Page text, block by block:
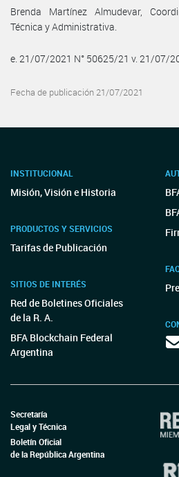
Brenda Martínez Almudevar,
Técnica y Administrativa.
e. 21/07/2021 N° 50625/21 v. 21/07/
Fecha de publicación 21/07/2021
INSTITUCIONAL
Misión, Visión e Historia
PRODUCTOS Y SERVICIOS
Tarifas de Publicación
SITIOS DE INTERÉS
Red de Boletines Oficiales
de la R. A.
BFA Blockchain Federal
Argentina
Secretaría
Legal y Técnica
Boletín Oficial
de la República Argentina